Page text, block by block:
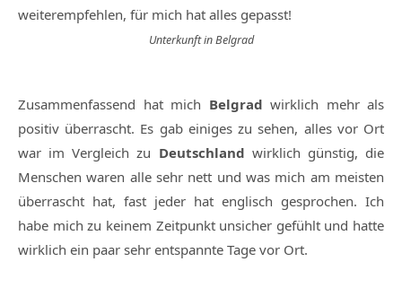
weiterempfehlen, für mich hat alles gepasst!
Unterkunft in Belgrad
Zusammenfassend hat mich Belgrad wirklich mehr als
positiv überrascht. Es gab einiges zu sehen, alles vor Ort
war im Vergleich zu Deutschland wirklich günstig, die
Menschen waren alle sehr nett und was mich am meisten
überrascht hat, fast jeder hat englisch gesprochen. Ich
habe mich zu keinem Zeitpunkt unsicher gefühlt und hatte
wirklich ein paar sehr entspannte Tage vor Ort.